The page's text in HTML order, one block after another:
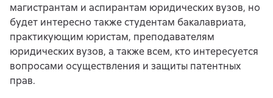
магистрантам и аспирантам юридических вузов, но
будет интересно также студентам бакалавриата,
практикующим юристам, преподавателям
юридических вузов, а также всем, кто интересуется
вопросами осуществления и защиты патентных
прав.